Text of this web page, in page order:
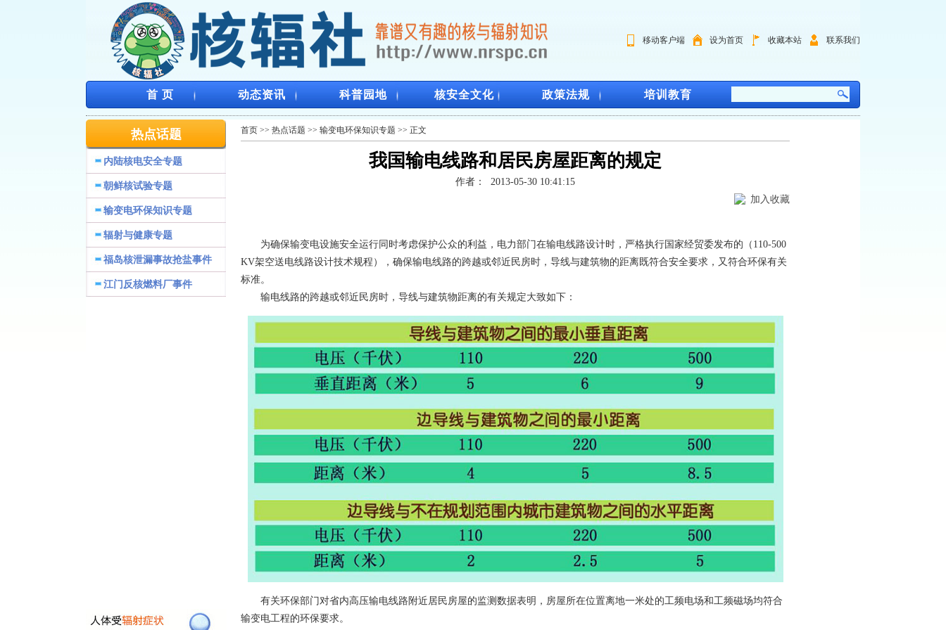
移动客户端 设为首页 收藏本站 联系我们
首 页 动态资讯 科普园地 核安全文化 政策法规 培训教育
热点话题
内陆核电安全专题
朝鲜核试验专题
输变电环保知识专题
辐射与健康专题
福岛核泄漏事故抢盐事件
江门反核燃料厂事件
首页 >> 热点话题 >> 输变电环保知识专题 >> 正文
我国输电线路和居民房屋距离的规定
作者：
2013-05-30 10:41:15
加入收藏
为确保输变电设施安全运行同时考虑保护公众的利益，电力部门在输电线路设计时，严格执行国家经贸委发布的（110-500
KV架空送电线路设计技术规程），确保输电线路的跨越或邻近民房时，导线与建筑物的距离既符合安全要求，又符合环保有关
标准。
输电线路的跨越或邻近民房时，导线与建筑物距离的有关规定大致如下：
有关环保部门对省内高压输电线路附近居民房屋的监测数据表明，房屋所在位置离地一米处的工频电场和工频磁场均符合
输变电工程的环保要求。